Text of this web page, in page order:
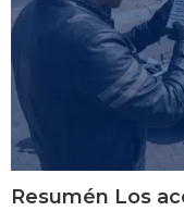
Resumén Los